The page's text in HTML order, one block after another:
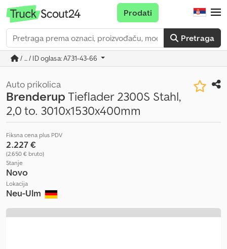
Pretraga
Prodati
/ ... / ID oglasa: A731-43-66
Auto prikolica
BrenderupTieflader 2300S Stahl,
2,0 to. 3010x1530x400mm
Fiksna cena plus PDV
2.227 €
(2.650 € bruto)
Stanje
Novo
Lokacija
Neu-Ulm